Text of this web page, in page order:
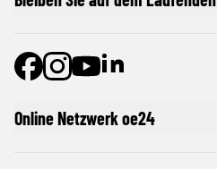
Online Netzwerk oe24